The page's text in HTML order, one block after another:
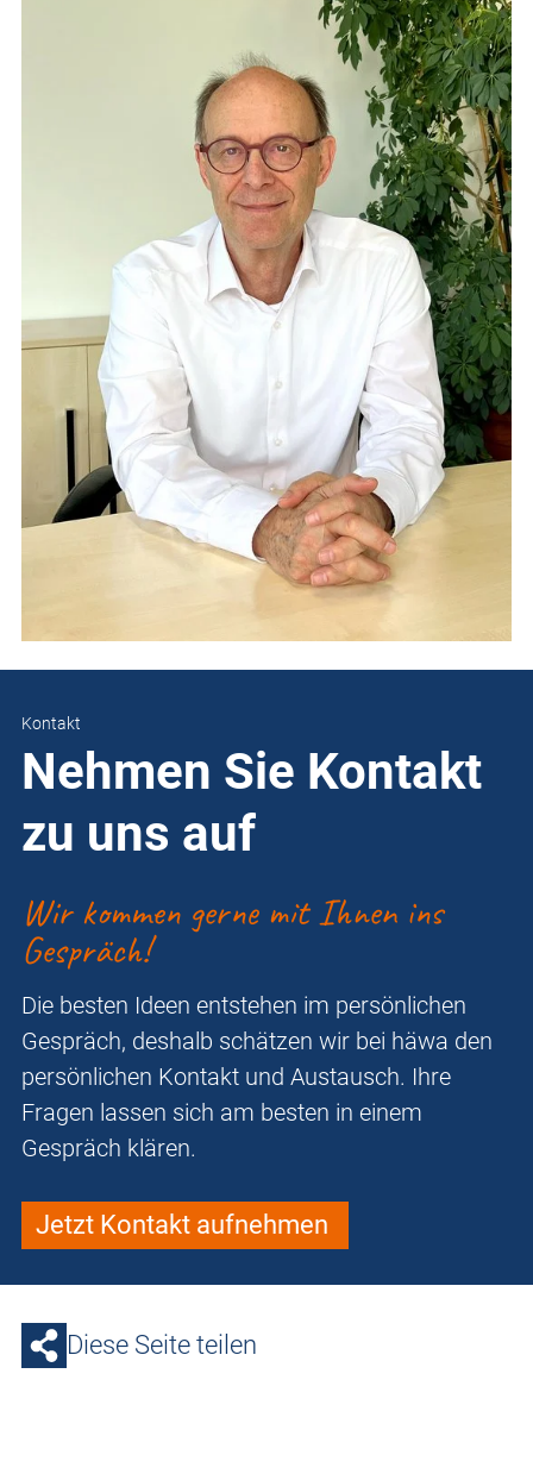
Kontakt
Nehmen Sie Kontakt
zu uns auf
Wir kommen gerne mit Ihnen ins
Gespräch!
Die besten Ideen entstehen im persönlichen
Gespräch, deshalb schätzen wir bei häwa den
persönlichen Kontakt und Austausch. Ihre
Fragen lassen sich am besten in einem
Gespräch klären.
Jetzt Kontakt aufnehmen
Diese Seite teilen